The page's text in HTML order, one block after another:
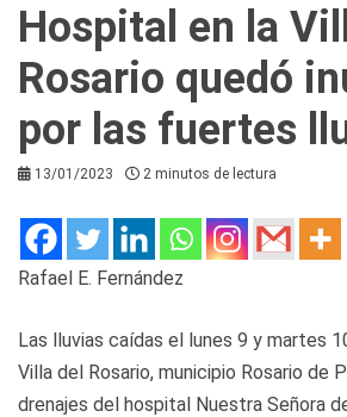
Hospital en la
Rosario quedó
por las fuertes
13/01/2023 2 minutos de lectura
Rafael E. Fernández
Las lluvias caídas el lunes 9 y martes
Villa del Rosario, municipio Rosario de
drenajes del hospital Nuestra Señora